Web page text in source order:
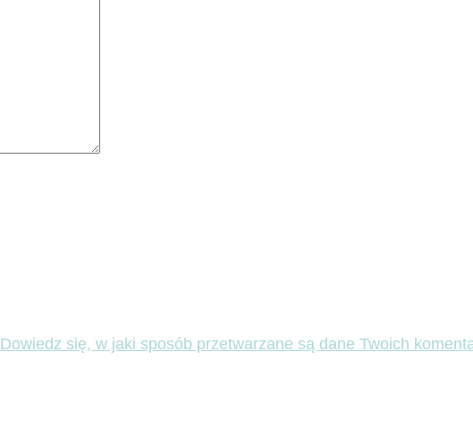
Dowiedz się, w jaki sposób przetwarzane są dane Twoich